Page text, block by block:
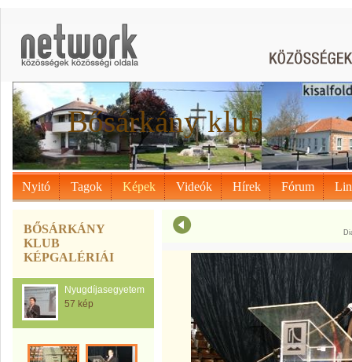
Bősárkány klub
Nyitó Tagok Képek Videók Hírek Fórum
BŐSÁRKÁNY
KLUB
KÉPGALÉRIÁI
Nyugdíjasegyetem
57 kép